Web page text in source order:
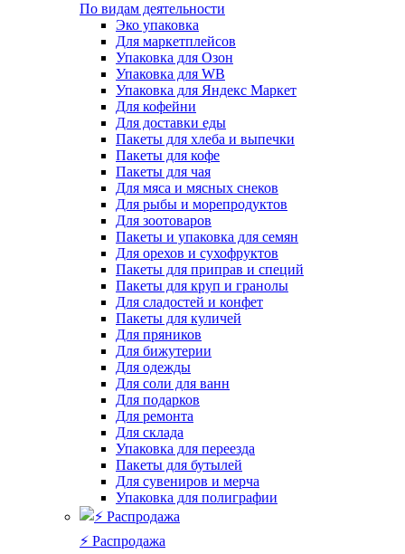
По видам деятельности
Эко упаковка
Для маркетплейсов
Упаковка для Озон
Упаковка для WB
Упаковка для Яндекс Маркет
Для кофейни
Для доставки еды
Пакеты для хлеба и выпечки
Пакеты для кофе
Пакеты для чая
Для мяса и мясных снеков
Для рыбы и морепродуктов
Для зоотоваров
Пакеты и упаковка для семян
Для орехов и сухофруктов
Пакеты для приправ и специй
Пакеты для круп и гранолы
Для сладостей и конфет
Пакеты для куличей
Для пряников
Для бижутерии
Для одежды
Для соли для ванн
Для подарков
Для ремонта
Для склада
Упаковка для переезда
Пакеты для бутылей
Для сувениров и мерча
Упаковка для полиграфии
⚡️ Распродажа